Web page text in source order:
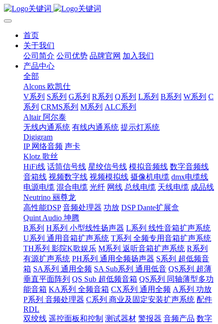
首页
关于我们
公司简介 公司优势 品牌官网 加入我们
产品中心
全部
Alcons 欧凯仕
V系列 S系列 G系列 R系列 Q系列 L系列 B系列 W系列 C
系列 CRMS系列 M系列 ALC系列
Altair 阿尔泰
无线内通系统 有线内通系统 提示灯系统
Digigram
IP 网络音频 声卡
Klotz 歌丝
HiFi线 话筒信号线 星绞信号线 模拟音频线 数字音频线
音箱线 视频数字线 视频模拟线 摄像机电缆 dmx电缆线
电源电缆 混合电缆 光纤 网线 总线电缆 天线电缆 成品线
Neutrino 丽尊龙
高性能DSP 音频处理器 功放 DSP Dante扩展盒
Quint Audio 坤腾
B系列 H系列 小型线性扬声器 L系列 线性音箱扩声系统
U系列 通用音箱扩声系统 T系列 全频专用音箱扩声系统
TH系列 影院K歌娱乐 M系列 返听音箱扩声系统 R系列
有源扩声系统 PH系列 通用全频扬声器 S系列 超低频音
箱 SA系列 通用全频 SA Sub系列 通用低音 QS系列 超薄
垂直平面阵列 QS Sub 超低频音箱 QS系列 同轴薄型多功
能音箱 KA系列 全频音箱 CX系列 通用全频 A系列 功放
P系列 音频处理器 C系列 商业及固定安装扩声系统 配件
RDL
双绞线 遥控面板和控制 测试器材 警报器 音频产品 数字